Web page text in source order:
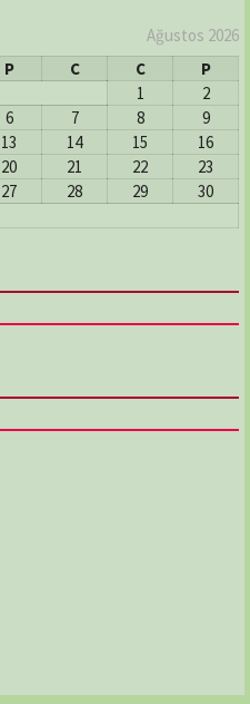
Ağustos 2026
P C C
P
1
2
6 7 8
9
13 14 15
16
20 21 22
23
27 28 29
30